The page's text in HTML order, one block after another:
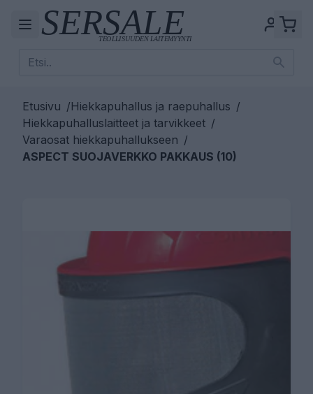
Etusivu /Hiekkapuhallus ja raepuhallus /
Hiekkapuhalluslaitteet ja tarvikkeet /
Varaosat hiekkapuhallukseen /
ASPECT SUOJAVERKKO PAKKAUS (10)